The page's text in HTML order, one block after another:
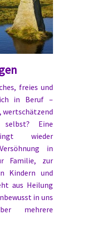
freies und
in Beruf –
wertschätzend
Eine
wieder
in
Familie, zur
Kindern und
aus Heilung
in uns
mehrere